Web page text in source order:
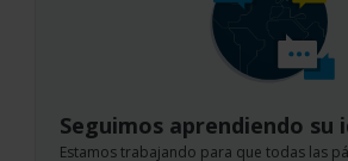
Seguimos aprendiendo su
Estamos trabajando para que todas las